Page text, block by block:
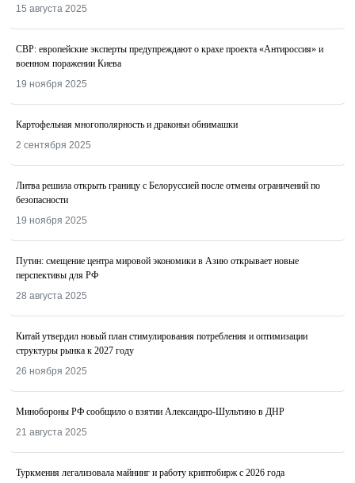
15 августа 2025
СВР: европейские эксперты предупреждают о крахе проекта «Антироссия» и
военном поражении Киева
19 ноября 2025
Картофельная многополярность и драконьи обнимашки
2 сентября 2025
Литва решила открыть границу с Белоруссией после отмены ограничений по
безопасности
19 ноября 2025
Путин: смещение центра мировой экономики в Азию открывает новые
перспективы для РФ
28 августа 2025
Китай утвердил новый план стимулирования потребления и оптимизации
структуры рынка к 2027 году
26 ноября 2025
Минобороны РФ сообщило о взятии Александро-Шультино в ДНР
21 августа 2025
Туркмения легализовала майнинг и работу криптобирж с 2026 года